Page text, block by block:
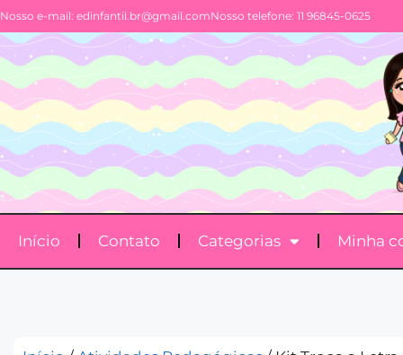
Nosso e-mail: edinfantil.br@gmail.comNosso telefone: 11 96845-0625
Início Contato Categorias Minha